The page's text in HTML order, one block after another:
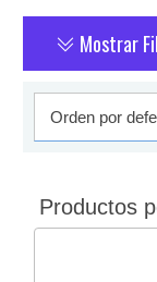
Mostrar
Productos